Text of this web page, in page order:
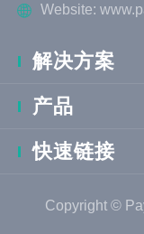
 Website:
解决方案
产品
快速链接
Copyright ©